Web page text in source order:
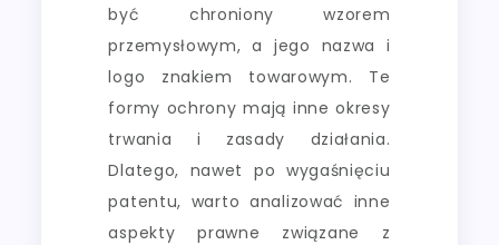
być chroniony wzorem
przemysłowym, a jego nazwa i
logo znakiem towarowym. Te
formy ochrony mają inne okresy
trwania i zasady działania.
Dlatego, nawet po wygaśnięciu
patentu, warto analizować inne
aspekty prawne związane z